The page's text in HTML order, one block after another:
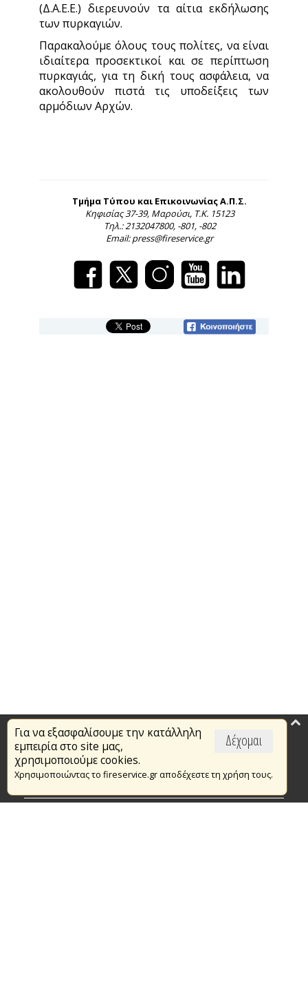
(Δ.Α.Ε.Ε.) διερευνούν τα αίτια εκδήλωσης
των πυρκαγιών.
Παρακαλούμε όλους τους πολίτες, να είναι
ιδιαίτερα προσεκτικοί και σε περίπτωση
πυρκαγιάς, για τη δική τους ασφάλεια, να
ακολουθούν πιστά τις υποδείξεις των
αρμόδιων Αρχών.
Τμήμα Τύπου και Επικοινωνίας Α.Π.Σ.
Κηφισίας 37-39, Μαρούσι, Τ.Κ. 15123
Τηλ.: 2132047800, -801, -802
Email: press@fireservice.gr
Δέχομαι
Για να εξασφαλίσουμε την κατάλληλη
εμπειρία στο site μας,
χρησιμοποιούμε cookies.
Χρησιμοποιώντας το fireservice.gr αποδέχεστε τη χρήση τους.
Επικαιρότητα
Το Πυροσβεστικό Σώμα